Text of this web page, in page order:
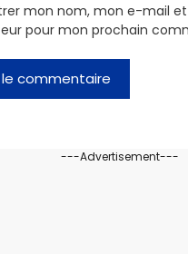
mon nom, mon e-mail
pour mon prochain
---Advertisement---